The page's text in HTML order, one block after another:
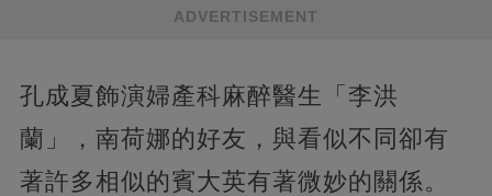
ADVERTISEMENT
孔成夏飾演婦產科麻醉醫生「李洪
蘭」，南荷娜的好友，與看似不同卻有
著許多相似的賓大英有著微妙的關係。